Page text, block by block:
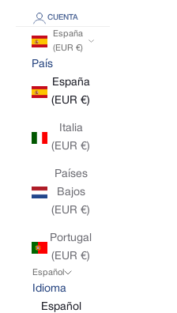
CUENTA
España
(EUR €)
País
España
(EUR €)
Italia
(EUR €)
Países
Bajos
(EUR €)
Portugal
(EUR €)
Español
Idioma
Español